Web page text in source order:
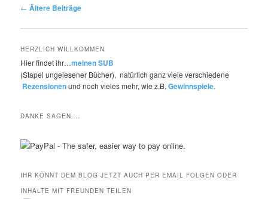
Beitragsnavigation
← Ältere Beiträge
HERZLICH WILLKOMMEN
Hier findet ihr…meinen SUB
(Stapel ungelesener Bücher), natürlich ganz viele verschiedene
Rezensionenund noch vieles mehr, wie z.B.Gewinnspiele.
DANKE SAGEN….
IHR KÖNNT DEM BLOG JETZT AUCH PER EMAIL FOLGEN ODER
INHALTE MIT FREUNDEN TEILEN